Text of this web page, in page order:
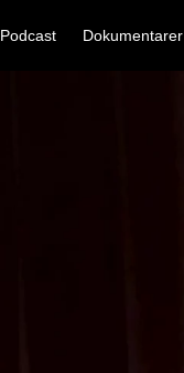
Podcast Dokumentarer